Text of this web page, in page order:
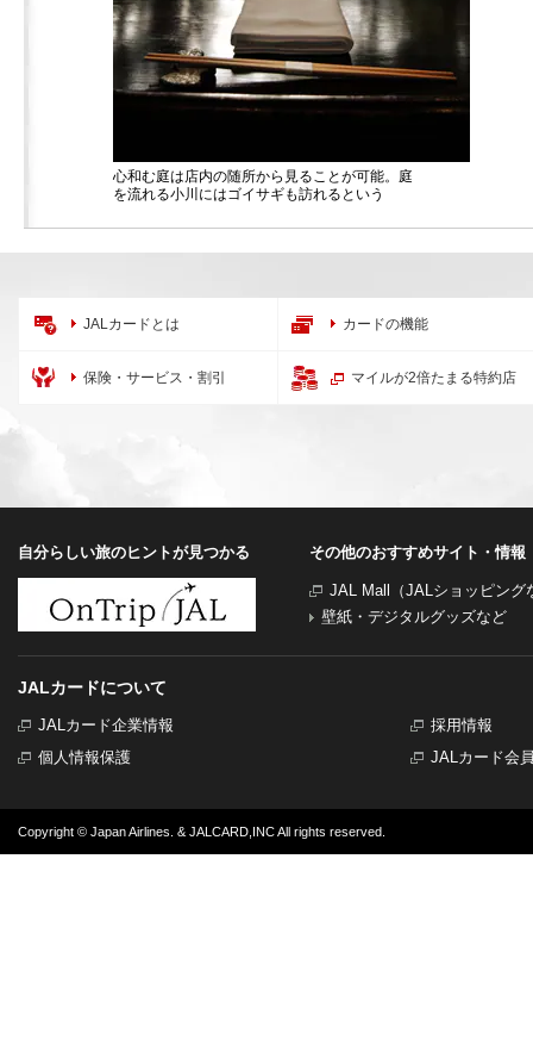
心和む庭は店内の随所から見ることが可能。庭
を流れる小川にはゴイサギも訪れるという
JALカードとは カードの機能
保険・サービス・割引 マイルが2倍たまる特約店
自分らしい旅のヒントが見つかる その他のおすすめサイト・情報
JAL Mall（JALショッピング
壁紙・デジタルグッズなど
JALカードについて
JALカード企業情報
採用情報
個人情報保護
JALカード会
Copyright © Japan Airlines. & JALCARD,INC All rights reserved.